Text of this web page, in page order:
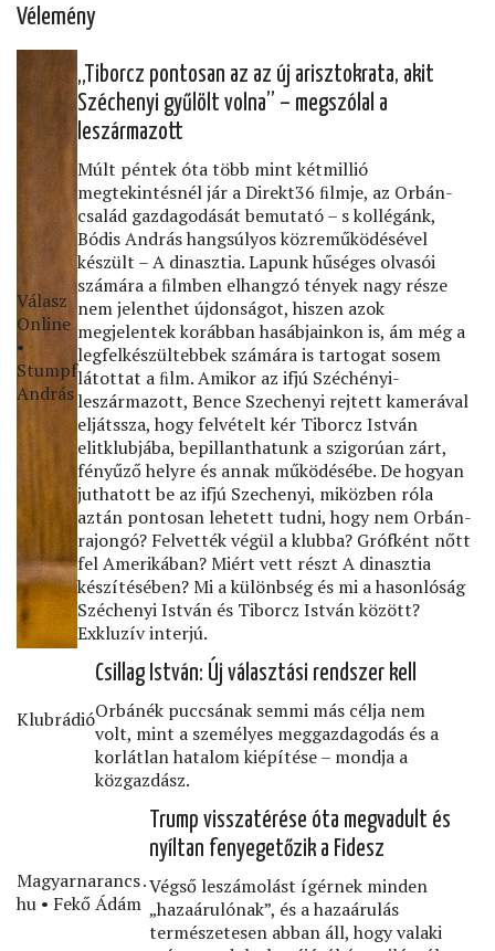
Vélemény
Válasz
Online
•
Stumpf
András
„Tiborcz pontosan az az új arisztokrata, akit
Széchenyi gyűlölt volna” – megszólal a
leszármazott
Múlt péntek óta több mint kétmillió
megtekintésnél jár a Direkt36 ﬁlmje, az Orbán-
család gazdagodását bemutató – s kollégánk,
Bódis András hangsúlyos közreműködésével
készült – A dinasztia. Lapunk hűséges olvasói
számára a ﬁlmben elhangzó tények nagy része
nem jelenthet újdonságot, hiszen azok
megjelentek korábban hasábjainkon is, ám még a
legfelkészültebbek számára is tartogat sosem
látottat a ﬁlm. Amikor az ifjú Széchényi-
leszármazott, Bence Szechenyi rejtett kamerával
eljátssza, hogy felvételt kér Tiborcz István
elitklubjába, bepillanthatunk a szigorúan zárt,
fényűző helyre és annak működésébe. De hogyan
juthatott be az ifjú Szechenyi, miközben róla
aztán pontosan lehetett tudni, hogy nem Orbán-
rajongó? Felvették végül a klubba? Grófként nőtt
fel Amerikában? Miért vett részt A dinasztia
készítésében? Mi a különbség és mi a hasonlóság
Széchenyi István és Tiborcz István között?
Exkluzív interjú.
Klubrádió
Csillag István: Új választási rendszer kell
Orbánék puccsának semmi más célja nem
volt, mint a személyes meggazdagodás és a
korlátlan hatalom kiépítése – mondja a
közgazdász.
Magyarnarancs․
hu • Fekő Ádám
Trump visszatérése óta megvadult és
nyíltan fenyegetőzik a Fidesz
Végső leszámolást ígérnek minden
„hazaárulónak”, és a hazaárulás
természetesen abban áll, hogy valaki